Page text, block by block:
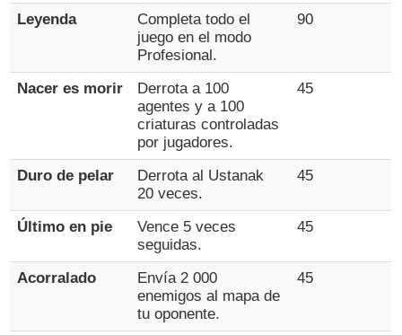
Leyenda
Completa todo el
juego en el modo
Profesional.
90
Nacer es morir
Derrota a 100
agentes y a 100
criaturas controladas
por jugadores.
45
Duro de pelar
Derrota al Ustanak
20 veces.
45
Último en pie
Vence 5 veces
seguidas.
45
Acorralado
Envía 2 000
enemigos al mapa de
tu oponente.
45